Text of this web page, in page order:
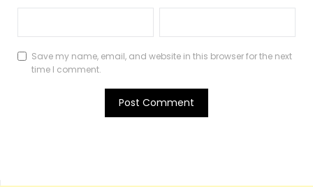
Save my name, email, and website in this browser for the next
time I comment.